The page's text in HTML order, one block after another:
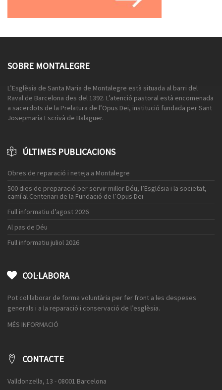
SOBRE MONTALEGRE
L’Esglèsia de Santa Maria de Montalegre està situada al barri del
Raval de Barcelona des del 1392. L’atenció pastoral està encomenada
a sacerdots de la Prelatura de l’Opus Dei, institució fundada per Sant
Josepmaria Escrivà de Balaguer.
ÚLTIMES PUBLICACIONS
Obres de reparació i neteja a Montalegre
500 dies de preparació per servir millor Déu, l’Església i la societat,
camí al Centenari de la Fundació de l’Opus Dei
Full informatiu d’agost 2026
Al pas de Déu
Full informatiu juliol 2026
COL·LABORA
Pot col·laborar de forma voluntària per fer front a les despeses
generals i a la reparació i conservació de l’esglèsia.
MÉS INFORMACIÓ
CONTACTE
Valldonzella, 13 - 08001 Barcelona